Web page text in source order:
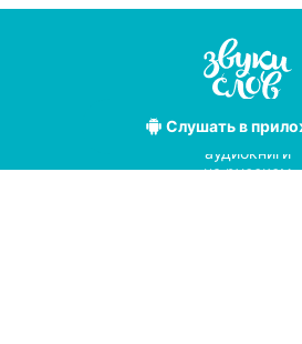
Слушатьв
Лучшие
аудиокниги
на русском